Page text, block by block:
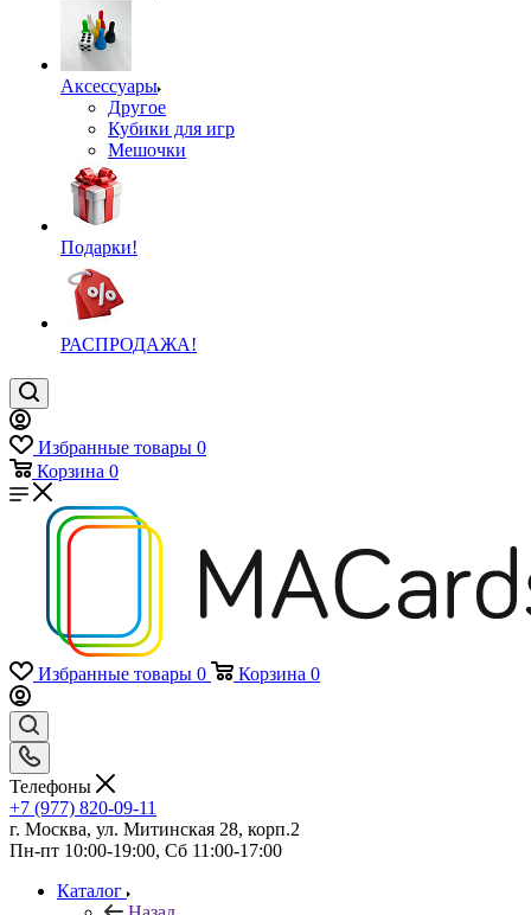
Аксессуары
Другое
Кубики для игр
Мешочки
Подарки!
РАСПРОДАЖА!
Избранные товары 0
Корзина 0
Избранные товары 0 Корзина 0
Телефоны
+7 (977) 820-09-11
г. Москва, ул. Митинская 28, корп.2
Пн-пт 10:00-19:00, Сб 11:00-17:00
Каталог